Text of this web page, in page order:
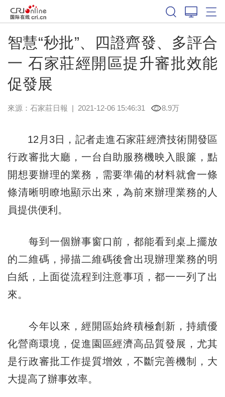
智慧“秒批”、四證齊發、多評合
一 石家莊經開區提升審批效能
促發展
來源： 石家莊日報 | 2021-12-06 15:46:31 8.9万
12月3日，記者走進石家莊經濟技術開發區
行政審批大廳，一台自助服務機映入眼簾，點
開想要辦理的業務，需要準備的材料就會一條
條清晰明瞭地顯示出來，為前來辦理業務的人
員提供便利。
每到一個辦事窗口前，都能看到桌上擺放
的二維碼，掃描二維碼後會出現辦理業務的明
白紙，上面從流程到注意事項，都一一列了出
來。
今年以來，經開區始終積極創新，持續優
化營商環境，促進園區經濟高品質發展，尤其
是行政審批工作提質增效，不斷完善機制，大
大提高了辦事效率。